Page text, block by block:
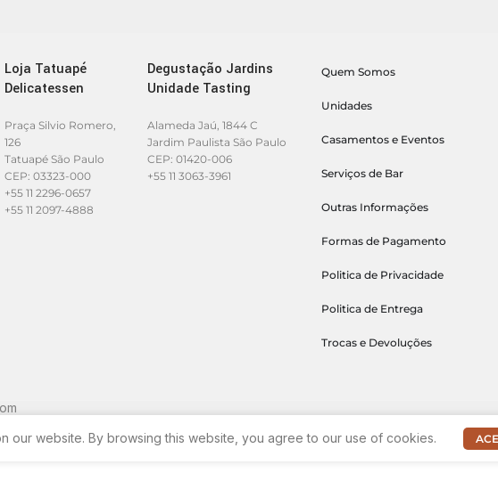
Loja Tatuapé
Delicatessen
Praça Silvio Romero,
126
Tatuapé São Paulo
CEP: 03323-000
+55 11 2296-0657
+55 11 2097-4888
Degustação Jardins
Unidade Tasting
Alameda Jaú, 1844 C
Jardim Paulista São Paulo
CEP: 01420-006
+55 11 3063-3961
Quem Somos
Unidades
Casamentos e Eventos
Serviços de Bar
Outras Informações
Formas de Pagamento
Politica de Privacidade
Politica de Entrega
Trocas e Devoluções
our website. By browsing this website, you agree to our use of cookies.